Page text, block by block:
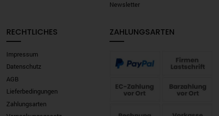
Newsletter
RECHTLICHES
Impressum
Datenschutz
AGB
Lieferbedingungen
Zahlungsarten
ZAHLUNGSARTEN